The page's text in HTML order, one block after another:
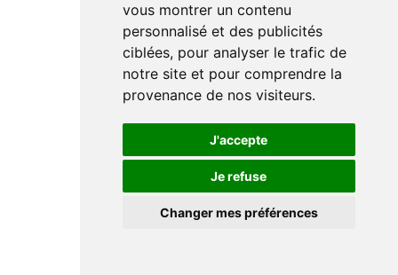
vous montrer un contenu
personnalisé et des publicités
ciblées, pour analyser le trafic de
notre site et pour comprendre la
provenance de nos visiteurs.
J'accepte
Je refuse
Changer mes préférences
vous montrer un contenu
personnalisé et des publicités
ciblées, pour analyser le trafic de
notre site et pour comprendre la
provenance de nos visiteurs.
J'accepte
Je refuse
Changer mes préférences